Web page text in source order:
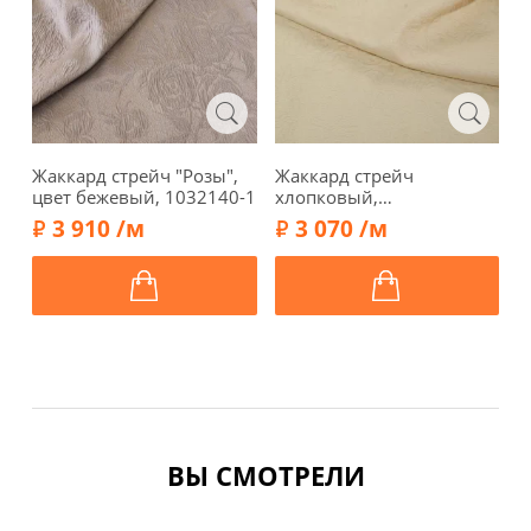
Жаккард стрейч "Розы",
цвет бежевый, 1032140-1
3 910 /м
Жаккард стрейч
хлопковый,
однотонный, цвет
сливочный, 13092-1
3 070 /м
ВЫ СМОТРЕЛИ